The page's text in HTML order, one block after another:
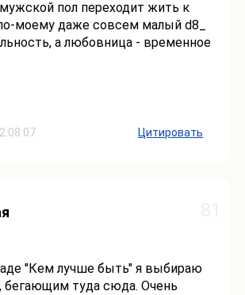
пол переходит жить к
моему даже совсем малый d8_
а любовница - временное
Цитировать
"Кем лучше быть" я выбираю
туда сюда. Очень